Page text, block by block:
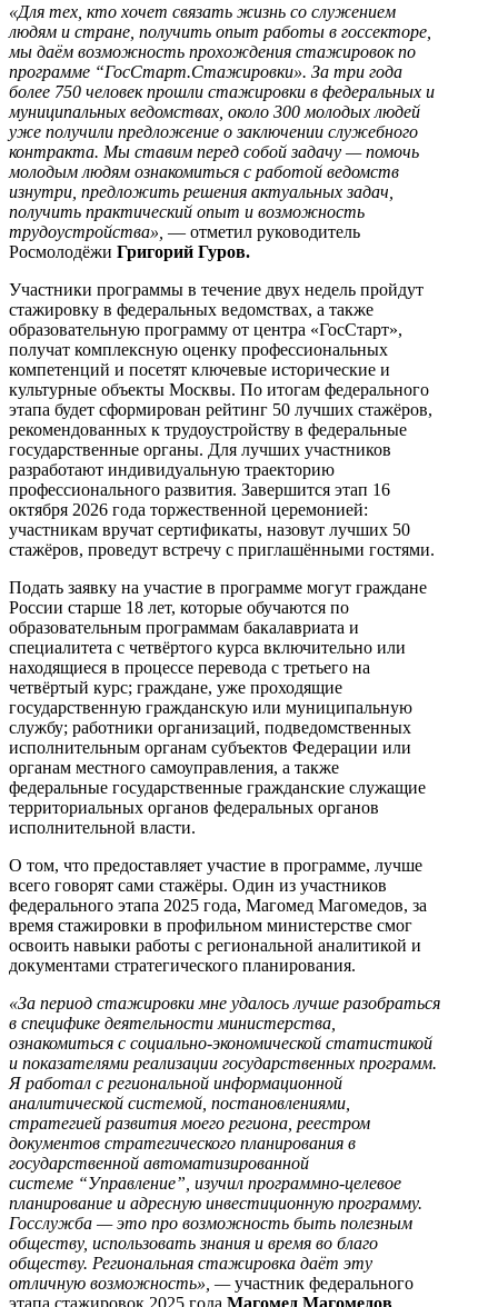
«Для тех, кто хочет связать жизнь со служением
людям и стране, получить опыт работы в госсекторе,
мы даём возможность прохождения стажировок по
программе “ГосСтарт.Стажировки». За три года
более 750 человек прошли стажировки в федеральных и
муниципальных ведомствах, около 300 молодых людей
уже получили предложение о заключении служебного
контракта. Мы ставим перед собой задачу — помочь
молодым людям ознакомиться с работой ведомств
изнутри, предложить решения актуальных задач,
получить практический опыт и возможность
трудоустройства», — отметил руководитель
Росмолодёжи Григорий Гуров.
Участники программы в течение двух недель пройдут
стажировку в федеральных ведомствах, а также
образовательную программу от центра «ГосСтарт»,
получат комплексную оценку профессиональных
компетенций и посетят ключевые исторические и
культурные объекты Москвы. По итогам федерального
этапа будет сформирован рейтинг 50 лучших стажёров,
рекомендованных к трудоустройству в федеральные
государственные органы. Для лучших участников
разработают индивидуальную траекторию
профессионального развития. Завершится этап 16
октября 2026 года торжественной церемонией:
участникам вручат сертификаты, назовут лучших 50
стажёров, проведут встречу с приглашёнными гостями.
Подать заявку на участие в программе могут граждане
России старше 18 лет, которые обучаются по
образовательным программам бакалавриата и
специалитета с четвёртого курса включительно или
находящиеся в процессе перевода с третьего на
четвёртый курс; граждане, уже проходящие
государственную гражданскую или муниципальную
службу; работники организаций, подведомственных
исполнительным органам субъектов Федерации или
органам местного самоуправления, а также
федеральные государственные гражданские служащие
территориальных органов федеральных органов
исполнительной власти.
О том, что предоставляет участие в программе, лучше
всего говорят сами стажёры. Один из участников
федерального этапа 2025 года, Магомед Магомедов, за
время стажировки в профильном министерстве смог
освоить навыки работы с региональной аналитикой и
документами стратегического планирования.
«За период стажировки мне удалось лучше разобраться
в специфике деятельности министерства,
ознакомиться с социально-экономической статистикой
и показателями реализации государственных программ.
Я работал с региональной информационной
аналитической системой, постановлениями,
стратегией развития моего региона, реестром
документов стратегического планирования в
государственной автоматизированной
системе “Управление”, изучил программно-целевое
планирование и адресную инвестиционную программу.
Госслужба — это про возможность быть полезным
обществу, использовать знания и время во благо
обществу. Региональная стажировка даёт эту
отличную возможность», —участник федерального
этапа стажировок 2025 года Магомед Магомедов